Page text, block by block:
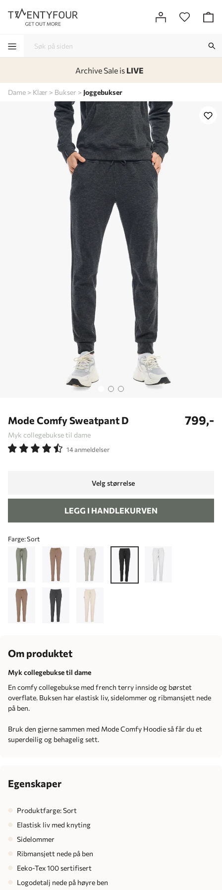
Lagt i kurven, utmerket valg! Til kassen
Dame Klær Bukser Joggebukser
Mode Comfy Sweatpant D
Myk collegebukse til dame
799,-
14 anmeldelser
Velg størrelse
LEGG I HANDLEKURVEN
Farge:Sort
Om produktet
Myk collegebukse til dame
En comfy collegebukse med french terry innside og børstet
overflate. Buksen har elastisk liv, sidelommer og ribmansjett nede
på ben.
Bruk den gjerne sammen med Mode Comfy Hoodie så får du et
superdeilig og behagelig sett.
Egenskaper
Produktfarge: Sort
Elastisk liv med knyting
Sidelommer
Ribmansjett nede på ben
Eeko-Tex 100 sertifisert
Logodetalj nede på høyre ben
Archive Sale is LIVE
-
-
-
-